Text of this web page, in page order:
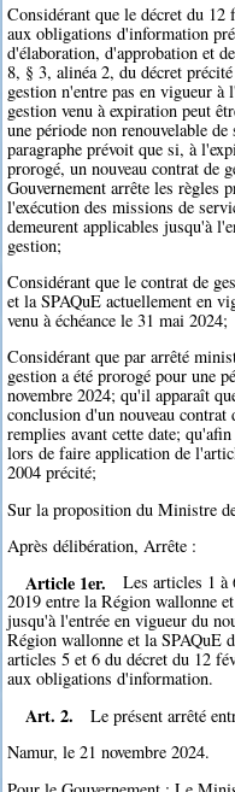
Considérant que le décret du
aux obligations d'information
d'élaboration, d'approbation et
8, § 3, alinéa 2, du décret
gestion n'entre pas en vigueur
gestion venu à expiration peut
une période non renouvelable
paragraphe prévoit que si, à
prorogé, un nouveau contrat de
Gouvernement arrête les règles
l'exécution des missions de
demeurent applicables jusqu'à
gestion;
Considérant que le contrat de
et la SPAQuE actuellement en
venu à échéance le 31 mai 2024;
Considérant que par arrêté
gestion a été prorogé pour une
novembre 2024; qu'il apparaît
conclusion d'un nouveau
remplies avant cette date;
lors de faire application de
2004 précité;
Sur la proposition du Ministre
Après délibération, Arrête :
Article 1er.
Les articles 1 à
2019 entre la Région wallonne
jusqu'à l'entrée en vigueur du
Région wallonne et la SPAQuE
articles 5 et 6 du décret du 12
aux obligations d'information.
Art. 2.
Le présent arrêté
Namur, le 21 novembre 2024.